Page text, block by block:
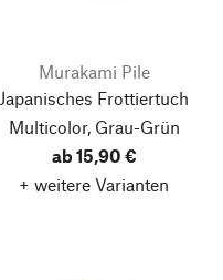
Murakami Pile
Japanisches Frottiertuch
Multicolor, Grau-Grün
ab 15,90 €
+ weitere Varianten